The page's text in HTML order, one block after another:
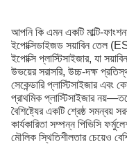
আপনি কি এমন একটি মাল্টি-
ইপোক্সিডাইজড সয়াবিন তেল
ইপোক্সি প্লাস্টিসাইজার, যা
উভয়ের সরাসরি, উচ্চ-দক্ষ
সেকেন্ডারি প্লাস্টিসাইজার এবং
প্রাথমিক প্লাস্টিসাইজার
বৈশিষ্ট্যের একটি শ্রেষ্ঠ
কার্যকারিতা সম্পন্ন পিভিসি
মৌলিক স্থিতিশীলতার চেয়েও